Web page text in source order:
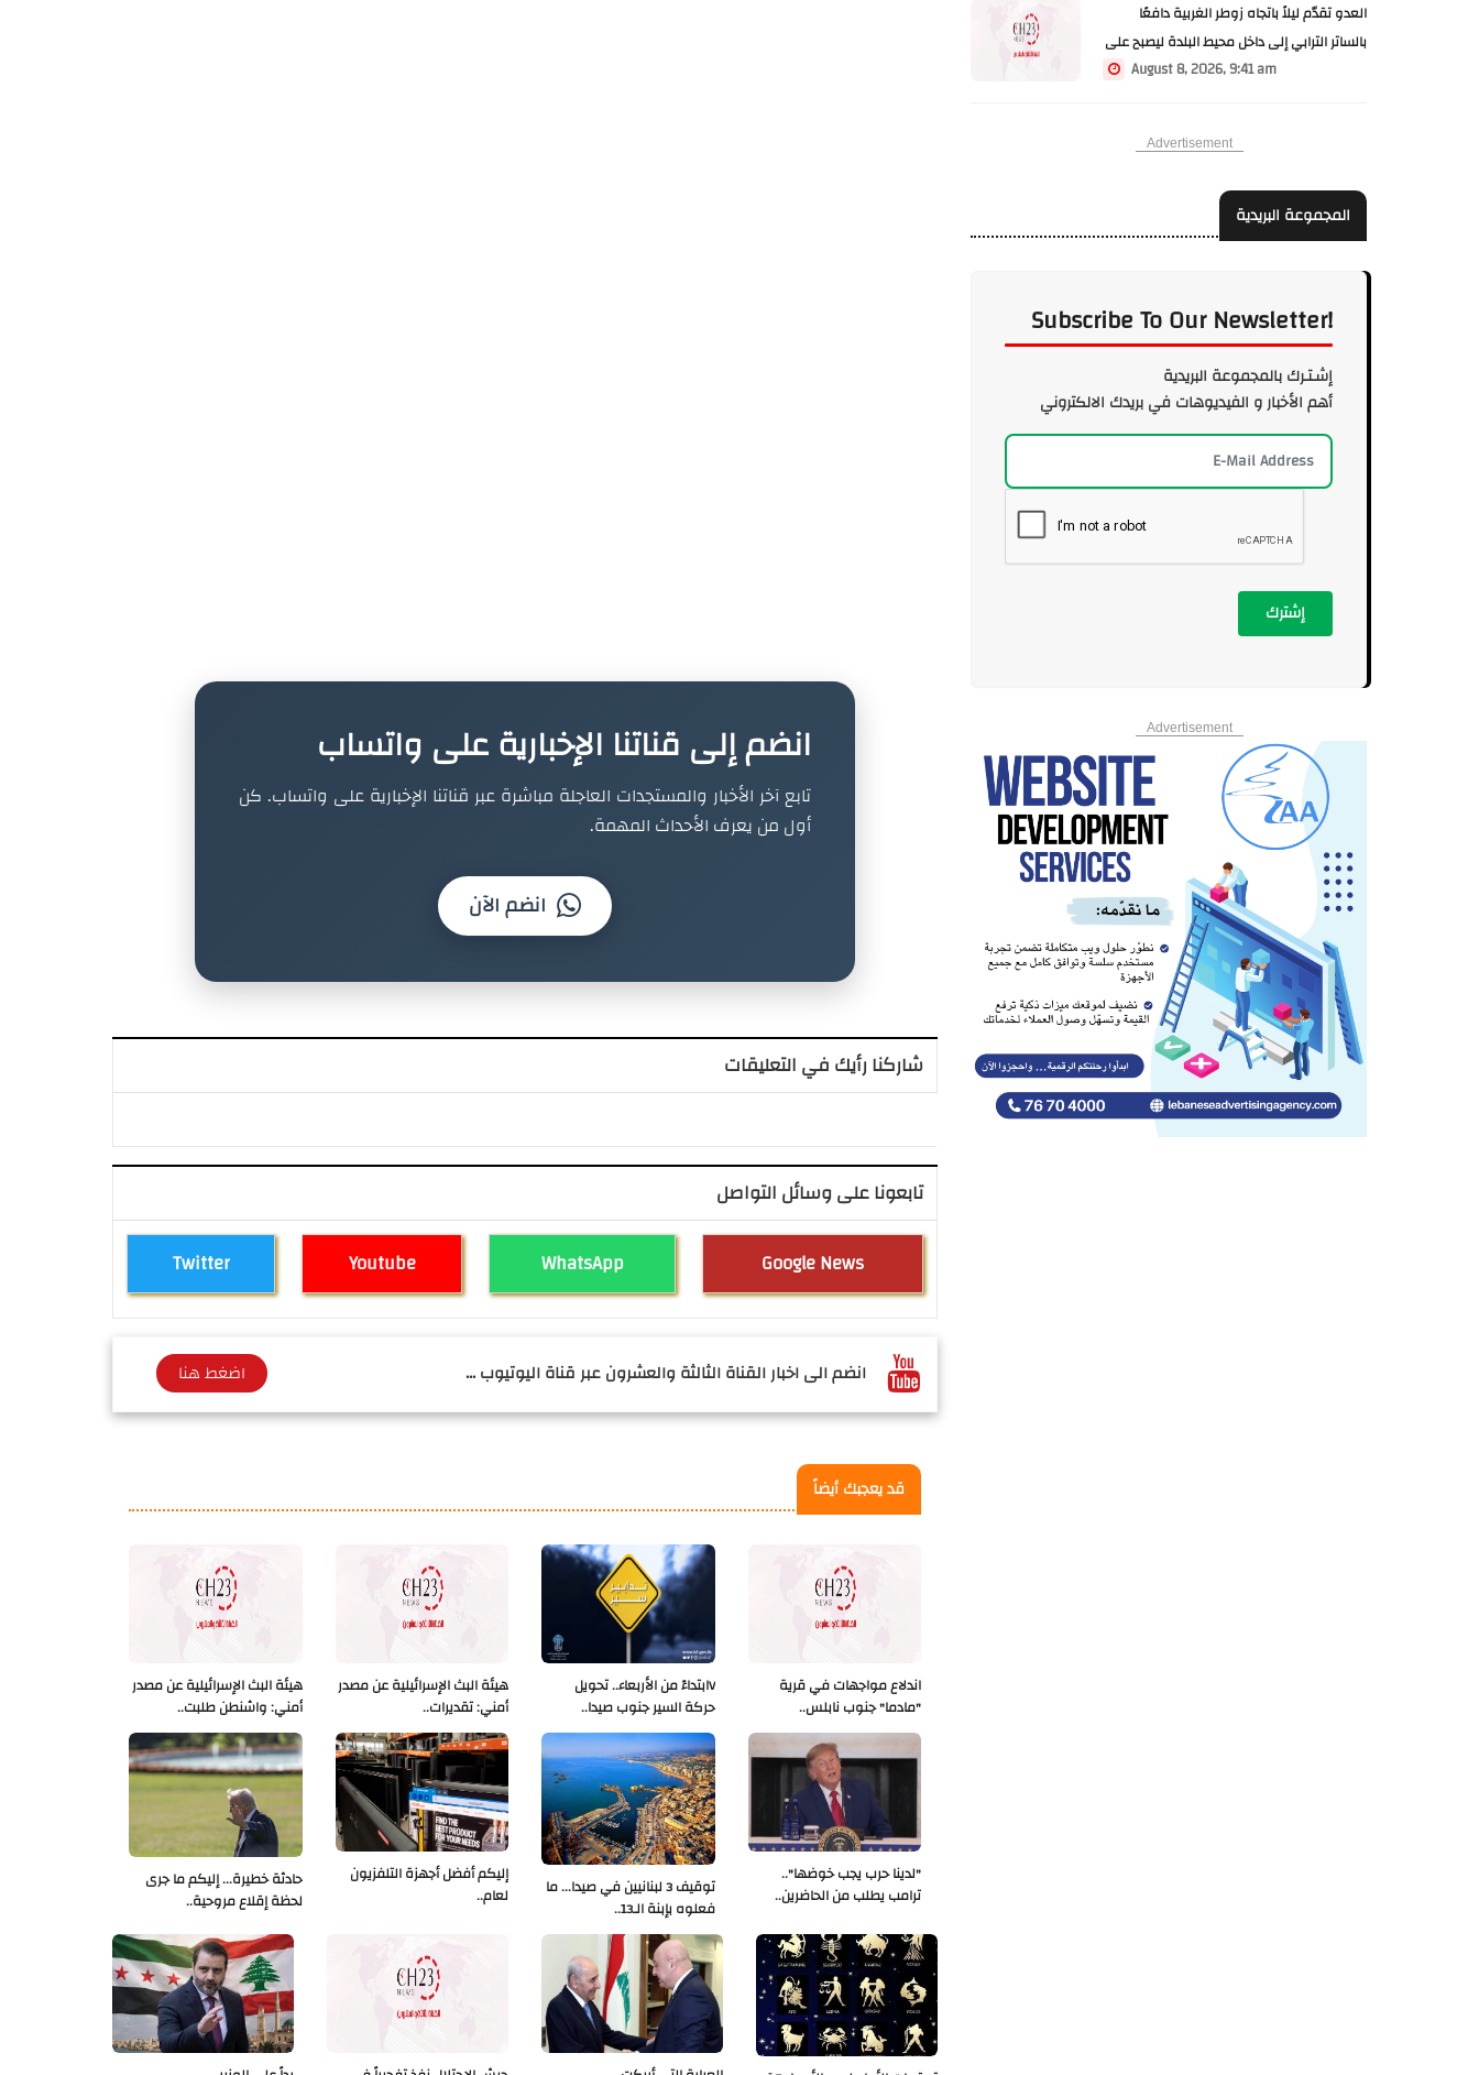
انضم إلى قناتنا الإخبارية على واتساب
تابع آخر الأخبار والمستجدات العاجلة مباشرة عبر قناتنا الإخبارية على واتساب. كن
أول من يعرف الأحداث المهمة.
انضم الآن
شاركنا رأيك في التعليقات
تابعونا على وسائل التواصل
Twitter Youtube WhatsApp Google News
انضم الى اخبار القناة الثالثة والعشرون عبر قناة اليوتيوب ... اضغط هنا
قد يعجبك أيضاً
هيئة البث الإسرائيلية عن مصدر
أمني: واشنطن طلبت..
هيئة البث الإسرائيلية عن مصدر
أمني: تقديرات..
Vابتداءً من الأربعاء.. تحويل
حركة السير جنوب صيدا..
اندلاع مواجهات في قرية
"مادما" جنوب نابلس..
حادثة خطيرة... إليكم ما جرى
لحظة إقلاع مروحية..
إليكم أفضل أجهزة التلفزيون
لعام..
توقيف 3 لبنانيين في صيدا... ما
فعلوه بإبنة الـ13..
"لدينا حرب يجب خوضها"..
ترامب يطلب من الحاضرين..
العدو تقدّم ليلاً باتجاه زوطر الغربية دافعًا
بالساتر الترابي إلى داخل محيط البلدة ليصبح على
August 8, 2026, 9:41 am
Advertisement
المجموعة البريدية
Subscribe To Our Newsletter!
إشـتـرك بالمجموعة البريدية
أهم الأخبار و الفيديوهات في بريدك الالكتروني
إشترك
Advertisement